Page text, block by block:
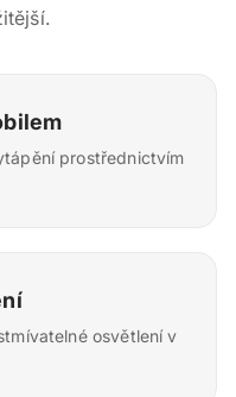
prostřednictvím
osvětlení v